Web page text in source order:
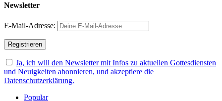
Newsletter
E-Mail-Adresse:
Ja, ich will den Newsletter mit Infos zu aktuellen Gottesdiensten
und Neuigkeiten abonnieren, und akzeptiere die
Datenschutzerklärung.
Popular